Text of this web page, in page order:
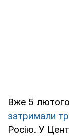
Вже 5 лютого
затримали
Росію. У